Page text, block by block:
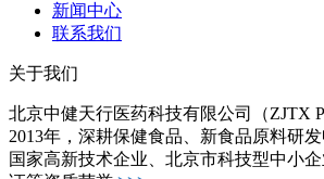
新闻中心
联系我们
关于我们
北京中健天行医药科技有限公司（ZJTX
2013年，深耕保健食品、新食品原料研
国家高新技术企业、北京市科技型中小企